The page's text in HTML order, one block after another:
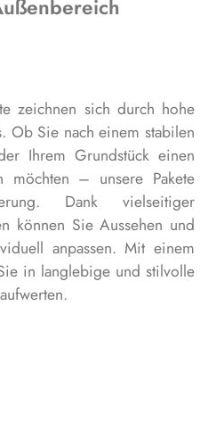
zeichnen sich durch hohe
Ob Sie nach einem stabilen
Ihrem Grundstück einen
möchten – unsere Pakete
Dank vielseitiger
können Sie Aussehen und
anpassen. Mit einem
in langlebige und stilvolle